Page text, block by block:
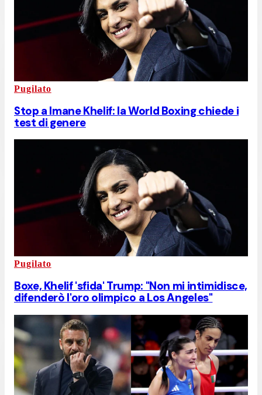
Pugilato
Stop a Imane Khelif: la World Boxing chiede i
test di genere
Pugilato
Boxe, Khelif 'sfida' Trump: "Non mi intimidisce,
difenderò l'oro olimpico a Los Angeles"